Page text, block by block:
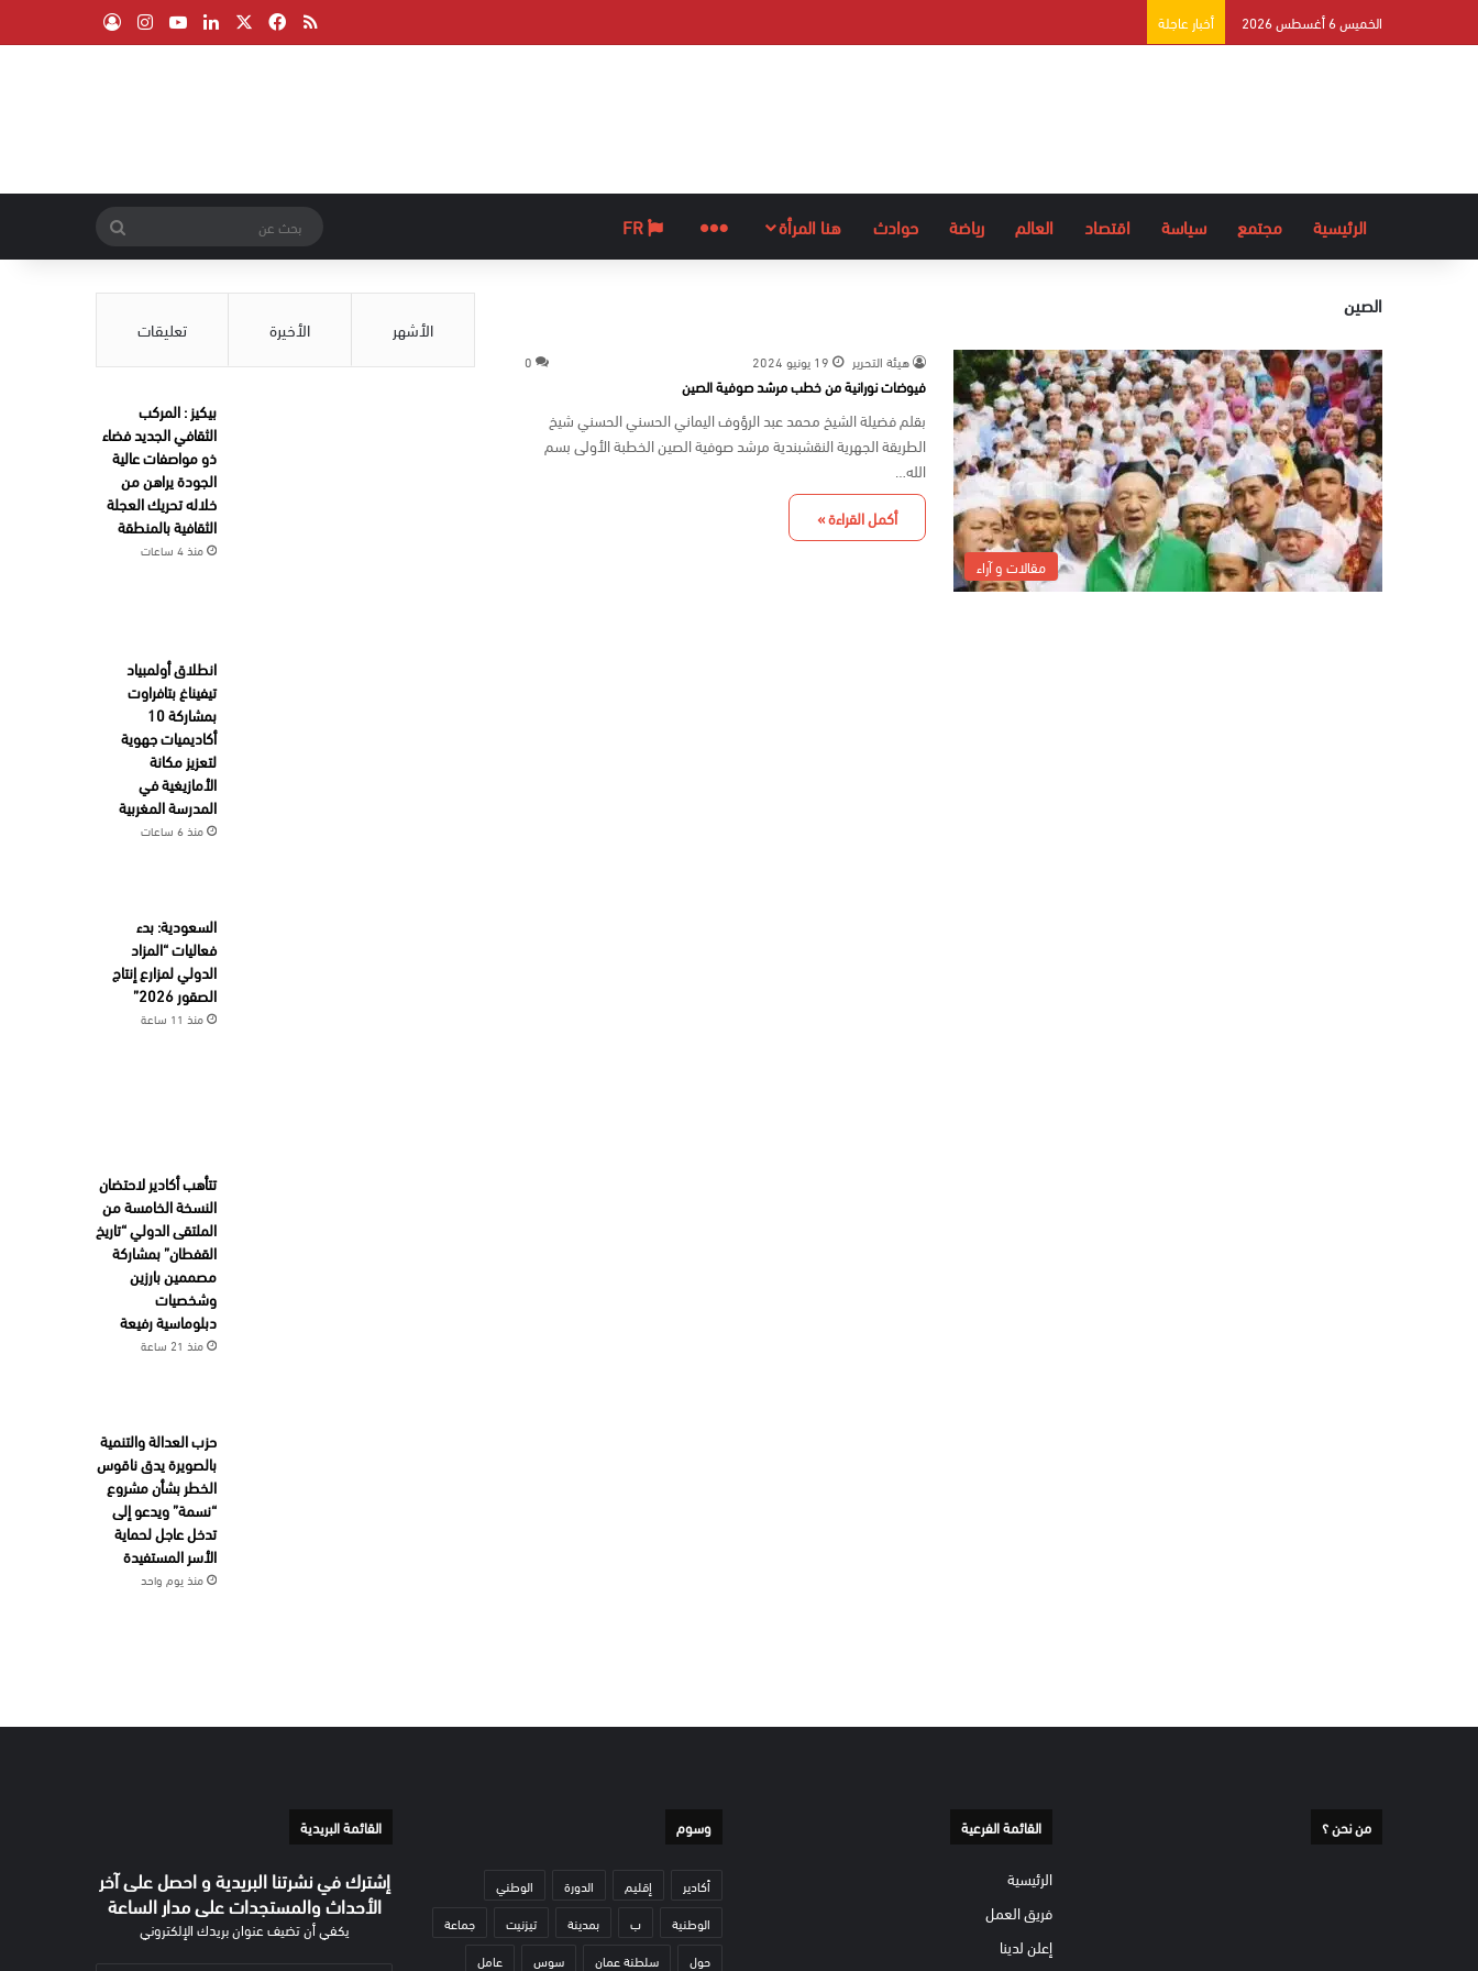
الخميس 6 أغسطس 2026 أخبار عاجلة ملخص الموقع RSS
فيسبوك لينكدإن ‫YouTube
انستقرام
الرئيسية مجتمع سياسة اقتصاد العالم رياضة حوادث هنا المرأة المزيد
عن
الصين
مقالات و آراء
هيئة التحرير 19 يونيو 2024 0
فيوضات نورانية من خطب مرشد صوفية الصين
بقلم فضيلة الشيخ محمد عبد الرؤوف اليماني الحسني الحسني شيخ
الطريقة الجهرية النقشبندية مرشد صوفية الصين الخطبة الأولى بسم
الله…
أكمل القراءة »
الأشهر الأخيرة تعليقات
بيكيز : المركب
الثقافي الجديد فضاء
ذو مواصفات عالية
الجودة يراهن من
خلاله تحريك العجلة
الثقافية بالمنطقة
منذ 4 ساعات
انطلاق أولمبياد
تيفيناغ بتافراوت
بمشاركة 10
أكاديميات جهوية
لتعزيز مكانة
الأمازيغية في
المدرسة المغربية
منذ 6 ساعات
السعودية: بدء
فعاليات “المزاد
الدولي لمزارع إنتاج
الصقور 2026”
منذ 11 ساعة
تتأهب أكادير لاحتضان
النسخة الخامسة من
الملتقى الدولي “تاريخ
القفطان” بمشاركة
مصممين بارزين
وشخصيات
دبلوماسية رفيعة
منذ 21 ساعة
حزب العدالة والتنمية
بالصويرة يدق ناقوس
الخطر بشأن مشروع
“نسمة” ويدعو إلى
تدخل عاجل لحماية
الأسر المستفيدة
منذ يوم واحد
من نحن ؟ القائمة الفرعية
الرئيسية
فريق العمل
إعلن لدينا
وسوم
أكادير إقليم الدورة
الوطني
الوطنية
ب بمدينة تيزنيت
جماعة
حول
سلطنة عمان سوس عامل
القائمة البريدية
إشترك في نشرتنا البريدية و احصل على آخر
الأحداث والمستجدات على مدار الساعة
يكفي أن تضيف عنوان بريدك الإلكتروني